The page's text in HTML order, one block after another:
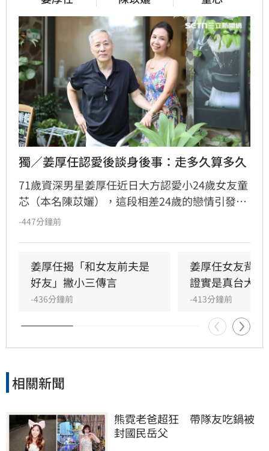
獨／姜厚任認愛後談身後事：走多久算多久
71歲資深男星姜厚任近日大方認愛小24歲女友童
芯（本名陳苡孋），這段相差24歲的戀情引發熱
議。面對外界對年齡差距的擔憂，姜厚任受訪時
遺囑議題，他表示目前順其自然，尚未深入討
論。宋亭誼報導
-447分鐘前
姜厚任揭「和女友前夫是
好友」撇小三傳言
-436分鐘前
姜厚任女友背
證實是真台大畢
-413分鐘前
相關新聞
熊霓老爸超狂　帶隊友吃鍋被
封國民岳父